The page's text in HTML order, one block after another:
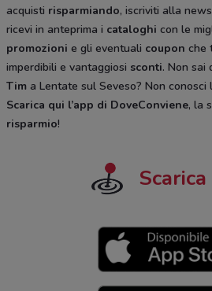
acquisti risparmiando, iscriviti alla
ricevi in anteprima i cataloghi con le
promozioni e gli eventuali coupon che
imperdibili e vantaggiosi sconti. Non sai
Tim a Lentate sul Seveso? Non
Scarica qui l’app di DoveConviene, la
risparmio!
Scarica